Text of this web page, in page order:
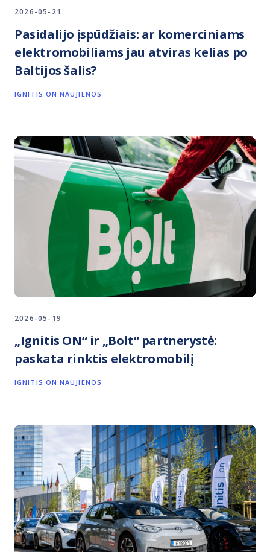
2026-05-21
Pasidalijo įspūdžiais: ar komerciniams
elektromobiliams jau atviras kelias po
Baltijos šalis?
IGNITIS ON NAUJIENOS
2026-05-19
„Ignitis ON“ ir „Bolt“ partnerystė:
paskata rinktis elektromobilį
IGNITIS ON NAUJIENOS